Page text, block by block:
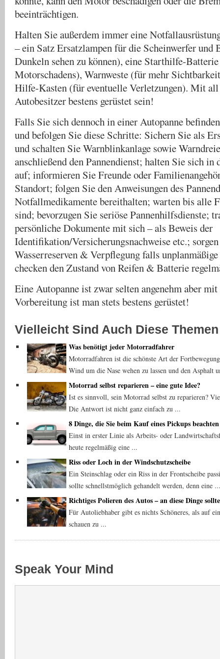
beeinträchtigen.
Halten Sie außerdem immer eine
– ein Satz Ersatzlampen für die Scheinwerfer
Dunkeln sehen zu können), eine Starthilfe-
Motorschadens), Warnweste (für mehr
Hilfe-Kasten (für eventuelle Verletzungen). Mit
Autobesitzer bestens gerüstet sein!
Falls Sie sich dennoch in einer Autopanne
und befolgen Sie diese Schritte: Sichern Sie als
und schalten Sie Warnblinkanlage sowie
anschließend den Pannendienst; halten Sie sich in
auf; informieren Sie Freunde oder
Standort; folgen Sie den Anweisungen des
Notfallmedikamente bereithalten; warten bis alle
sind; bevorzugen Sie seriöse Pannenhilfsdienste;
persönliche Dokumente mit sich – als Beweis der
Identifikation/Versicherungsnachweise etc.;
Wasserreserven & Verpflegung falls
checken den Zustand von Reifen & Batterie
Eine Autopanne ist zwar selten angenehm aber
Vorbereitung ist man stets bestens gerüstet!
Vielleicht Sind Auch Diese
Was benötigt jeder Motorradfahrer
Motorradfahren ist die schönste Art der
Wind um die Nase wehen zu lassen und den Asphalt
Motorrad selbst reparieren – eine gute Idee?
Ist es sinnvoll, sein Motorrad selbst zu reparieren?
Die Antwort ist nicht ganz einfach zu ...
8 Dinge, die Sie beim Kauf eines Pickups
Einst in erster Linie als Arbeits- oder
heute regelmäßig eine ...
Riss oder Loch in der Windschutzscheibe
Ein Steinschlag oder ein Riss in der Frontscheibe
sollte schnellstmöglich gehandelt werden, denn eine ...
Richtiges Polieren des Autos – an diese Dinge
Für Autoliebhaber gibt es nichts Schöneres, als auf
schauen zu ...
Speak Your Mind